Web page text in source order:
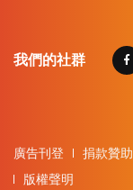
我們的社群
廣告刊登 捐款贊助
版權聲明